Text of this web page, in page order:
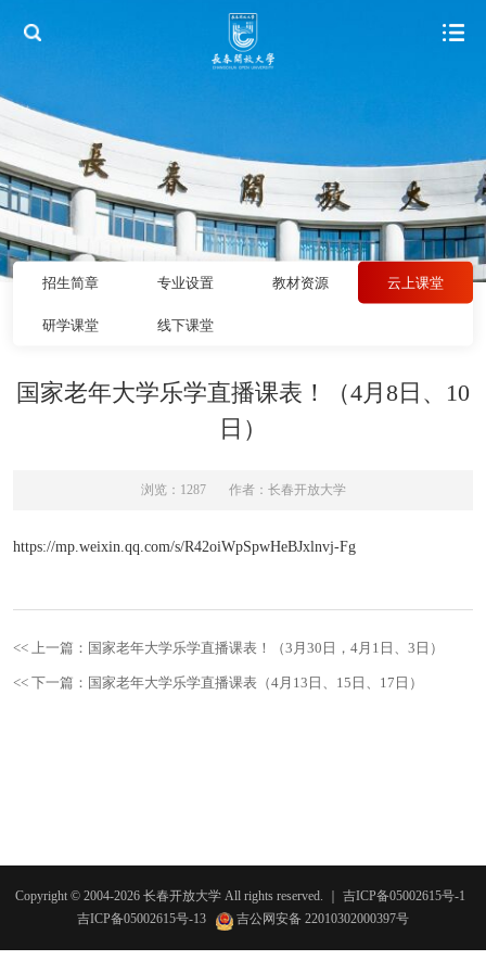
招生简章 专业设置 教材资源 云上课堂
研学课堂 线下课堂
国家老年大学乐学直播课表！（4月8日、10
日）
浏览：1287 作者：长春开放大学
https://mp.weixin.qq.com/s/R42oiWpSpwHeBJxlnvj-Fg
<< 上一篇：国家老年大学乐学直播课表！（3月30日，4月1日、3日）
<< 下一篇：国家老年大学乐学直播课表（4月13日、15日、17日）
Copyright © 2004-2026 长春开放大学 All rights reserved.
吉ICP备05002615号-1
吉ICP备05002615号-13
吉公网安备 22010302000397号